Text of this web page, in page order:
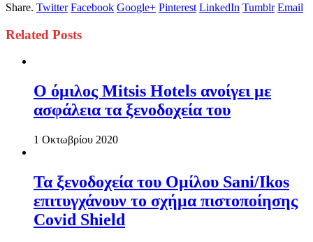
Share. Twitter Facebook Google+ Pinterest LinkedIn Tumblr Email
Related Posts
Ο όμιλος Mitsis Hotels ανοίγει με
ασφάλεια τα ξενοδοχεία του
1 Οκτωβρίου 2020
Τα ξενοδοχεία του Ομίλου Sani/Ikos
επιτυγχάνουν το σχήμα πιστοποίησης
Covid Shield